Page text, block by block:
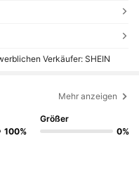
Verkäufer: SHEIN
Mehr anzeigen
100%
Größer
0%